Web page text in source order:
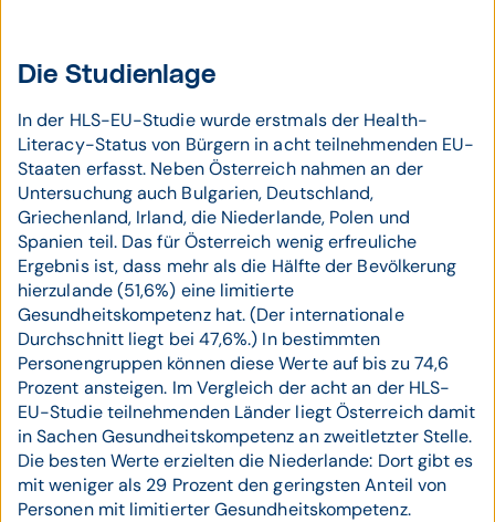
Die Studienlage
In der HLS-EU-Studie wurde erstmals der Health-
Literacy-Status von Bürgern in acht teilnehmenden EU-
Staaten erfasst. Neben Österreich nahmen an der
Untersuchung auch Bulgarien, Deutschland,
Griechenland, Irland, die Niederlande, Polen und
Spanien teil. Das für Österreich wenig erfreuliche
Ergebnis ist, dass mehr als die Hälfte der Bevölkerung
hierzulande (51,6%) eine limitierte
Gesundheitskompetenz hat. (Der internationale
Durchschnitt liegt bei 47,6%.) In bestimmten
Personengruppen können diese Werte auf bis zu 74,6
Prozent ansteigen. Im Vergleich der acht an der HLS-
EU-Studie teilnehmenden Länder liegt Österreich damit
in Sachen Gesundheitskompetenz an zweitletzter Stelle.
Die besten Werte erzielten die Niederlande: Dort gibt es
mit weniger als 29 Prozent den geringsten Anteil von
Personen mit limitierter Gesundheitskompetenz.